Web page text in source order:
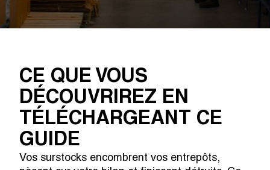
CE QUE VOUS
DÉCOUVRIREZ EN
TÉLÉCHARGEANT CE
GUIDE
Vos surstocks encombrent vos entrepôts,